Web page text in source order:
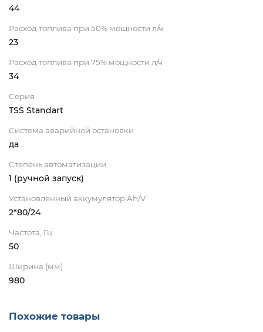
44
Расход топлива при 50% мощности л/ч
23
Расход топлива при 75% мощности л/ч
34
Серия
TSS Standart
Система аварийной остановки
да
Степень автоматизации
1 (ручной запуск)
Установленный аккумулятор Ah/V
2*80/24
Частота, Гц
50
Ширина (мм)
980
Похожие товары